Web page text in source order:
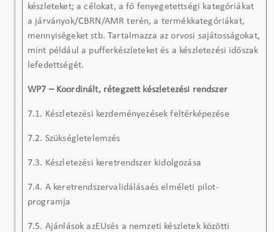
készleteket; a célokat, a fő fenyegetettségi kategóriákat
a járványok/CBRN/AMR terén, a termékkategóriákat,
mennyiségeket stb. Tartalmazza az orvosi sajátosságokat,
mint például a pufferkészleteket és a készletezési időszak
lefedettségét.
WP7 – Koordinált, rétegzett készletezési rendszer
7.1. Készletezési kezdeményezések feltérképezése
7.2. Szükségletelemzés
7.3. Készletezési keretrendszer kidolgozása
7.4. A keretrendszervalidálásaés elméleti pilot-
programja
7.5. Ajánlások azEUsés a nemzeti készletek közötti